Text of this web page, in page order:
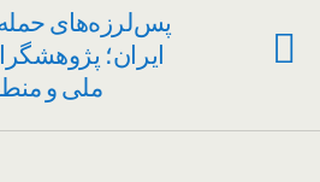
پس‌لرزه‌های حمله
ایران؛
ملی و